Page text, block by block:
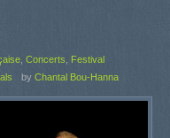
, Concerts, Festival
by Chantal Bou-Hanna